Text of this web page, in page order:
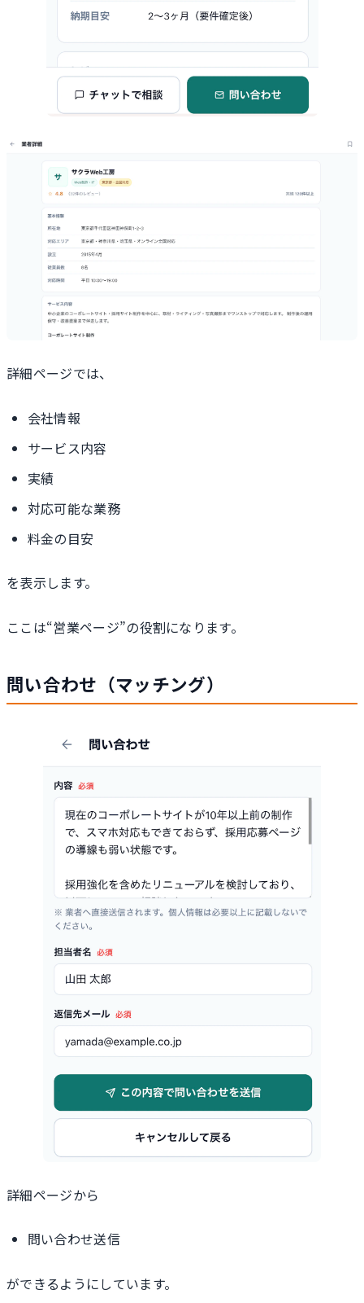
詳細ページでは、
会社情報
サービス内容
実績
対応可能な業務
料金の目安
を表示します。
ここは“営業ページ”の役割になります。
問い合わせ（マッチング）
詳細ページから
問い合わせ送信
ができるようにしています。